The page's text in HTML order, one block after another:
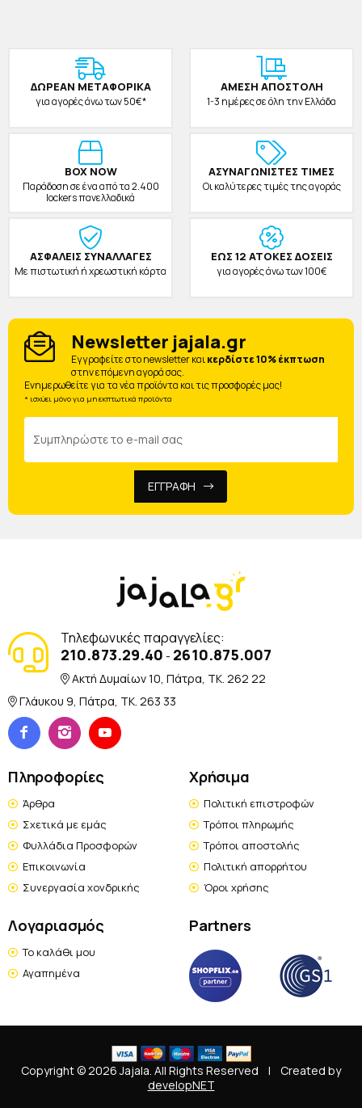
ΔΩΡΕAΝ ΜΕΤΑΦΟΡΙΚΑ
για αγορές άνω των 50€*
ΑΜΕΣΗ ΑΠΟΣΤΟΛΗ
1-3 ημέρες σε όλη την Ελλάδα
BOX NOW
Παράδοση σε ένα από τα 2.400
lockers πανελλαδικά
ΑΣΥΝΑΓΩΝΙΣΤΕΣ ΤΙΜΕΣ
Οι καλύτερες τιμές της αγοράς
ΑΣΦΑΛΕΙΣ ΣΥΝΑΛΛΑΓΕΣ
Με πιστωτική ή χρεωστική κάρτα
ΕΩΣ 12 ΑΤΟΚΕΣ ΔΟΣΕΙΣ
για αγορές άνω των 100€
Newsletter jajala.gr
Eγγραφείτε στο newsletter καικερδίστε 10% έκπτωση
στην επόμενη αγορά σας.
Ενημερωθείτε για τα νέα προϊόντα και τις προσφορές μας!
* ισχύει μόνο για μη εκπτωτικά προϊόντα
ΕΓΓΡΑΦΗ
Τηλεφωνικές παραγγελίες:
210.873.29.40 - 2610.875.007
Ακτή Δυμαίων 10, Πάτρα, TK. 262 22
Γλάυκου 9, Πάτρα, TK. 263 33
Πληροφορίες
Άρθρα
Σχετικά με εμάς
Φυλλάδια Προσφορών
Επικοινωνία
Συνεργασία χονδρικής
Χρήσιμα
Πολιτική επιστροφών
Τρόποι πληρωμής
Τρόποι αποστολής
Πολιτική απορρήτου
Όροι χρήσης
Λογαριασμός
Το καλάθι μου
Αγαπημένα
Partners
Copyright © 2026 Jajala. All Rights Reserved |
Created by
developNET